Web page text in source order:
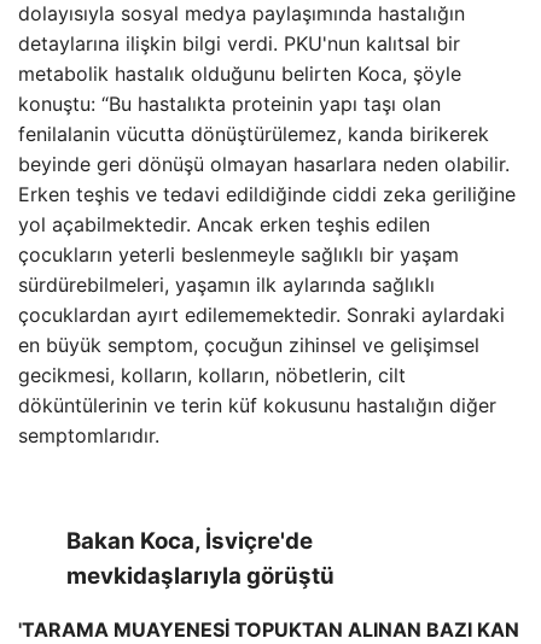
dolayısıyla sosyal medya paylaşımında hastalığın
detaylarına ilişkin bilgi verdi. PKU'nun kalıtsal bir
metabolik hastalık olduğunu belirten Koca, şöyle
konuştu: “Bu hastalıkta proteinin yapı taşı olan
fenilalanin vücutta dönüştürülemez, kanda birikerek
beyinde geri dönüşü olmayan hasarlara neden olabilir.
Erken teşhis ve tedavi edildiğinde ciddi zeka geriliğine
yol açabilmektedir. Ancak erken teşhis edilen
çocukların yeterli beslenmeyle sağlıklı bir yaşam
sürdürebilmeleri, yaşamın ilk aylarında sağlıklı
çocuklardan ayırt edilememektedir. Sonraki aylardaki
en büyük semptom, çocuğun zihinsel ve gelişimsel
gecikmesi, kolların, kolların, nöbetlerin, cilt
döküntülerinin ve terin küf kokusunu hastalığın diğer
semptomlarıdır.
Bakan Koca, İsviçre'de
mevkidaşlarıyla görüştü
'TARAMA MUAYENESİ TOPUKTAN ALINAN BAZI KAN